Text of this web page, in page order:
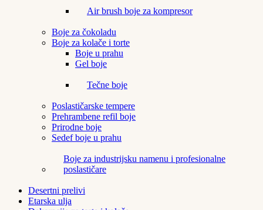
Air brush boje za kompresor
Boje za čokoladu
Boje za kolače i torte
Boje u prahu
Gel boje
Tečne boje
Poslastičarske tempere
Prehrambene refil boje
Prirodne boje
Sedef boje u prahu
Boje za industrijsku namenu i profesionalne
poslastičare
Desertni prelivi
Etarska ulja